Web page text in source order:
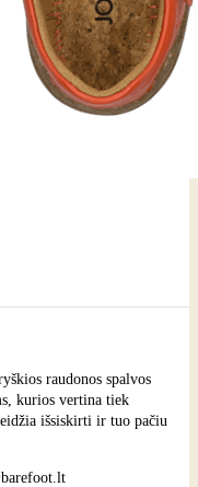
raudonos spalvos
kurios vertina tiek
išsiskirti ir tuo pačiu